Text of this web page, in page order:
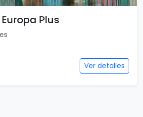
Plus
Ver detalles